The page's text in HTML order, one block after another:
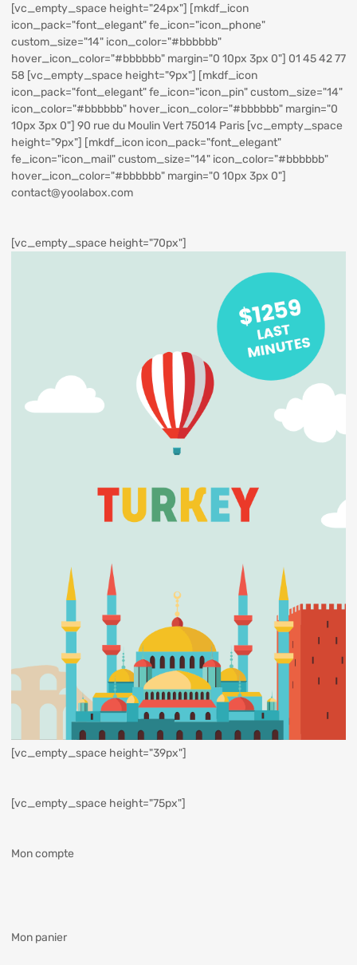
[vc_empty_space height="24px"] [mkdf_icon
icon_pack="font_elegant" fe_icon="icon_phone"
custom_size="14" icon_color="#bbbbbb"
hover_icon_color="#bbbbbb" margin="0 10px 3px 0"] 01 45 42 77
58 [vc_empty_space height="9px"] [mkdf_icon
icon_pack="font_elegant" fe_icon="icon_pin" custom_size="14"
icon_color="#bbbbbb" hover_icon_color="#bbbbbb" margin="0
10px 3px 0"] 90 rue du Moulin Vert 75014 Paris [vc_empty_space
height="9px"] [mkdf_icon icon_pack="font_elegant"
fe_icon="icon_mail" custom_size="14" icon_color="#bbbbbb"
hover_icon_color="#bbbbbb" margin="0 10px 3px 0"]
contact@yoolabox.com
[vc_empty_space height="70px"]
[vc_empty_space height="39px"]
[vc_empty_space height="75px"]
Mon compte
Mon panier